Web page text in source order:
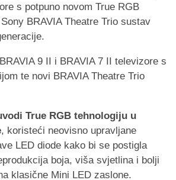
s potpuno novom True RGB
BRAVIA Theatre Trio sustav
True RGB tehnologiju u
, koristeći neovisno upravljane
LED diode kako bi se postigla
boja, viša svjetlina i bolji
klasične Mini LED zaslone.